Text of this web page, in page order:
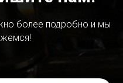
более подробно и мы